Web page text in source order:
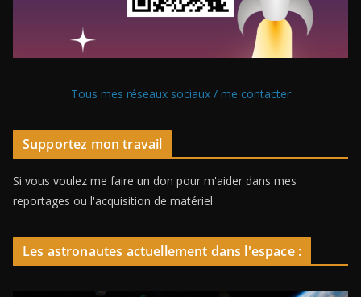
Tous mes réseaux sociaux / me contacter
Supportez mon travail
Si vous voulez me faire un don pour m'aider dans mes
reportages ou l'acquisition de matériel
Les astronautes actuellement dans l'espace :